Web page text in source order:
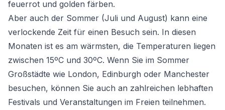
feuerrot und golden färben.
Aber auch der Sommer (Juli und August) kann eine
verlockende Zeit für einen Besuch sein. In diesen
Monaten ist es am wärmsten, die Temperaturen liegen
zwischen 15ºC und 30ºC. Wenn Sie im Sommer
Großstädte wie London, Edinburgh oder Manchester
besuchen, können Sie auch an zahlreichen lebhaften
Festivals und Veranstaltungen im Freien teilnehmen.